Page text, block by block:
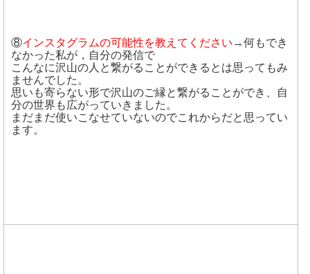
⑧インスタグラムの可能性を教えてください →何もでき
なかった私が，自分の発信で
こんなに沢山の人と繋がることができるとは思ってもみ
ませんでした。
思いも寄らない形で沢山のご縁と繋がることができ、自
分の世界も広がっていきました。
まだまだ使いこなせていないのでこれからだと思ってい
ます。